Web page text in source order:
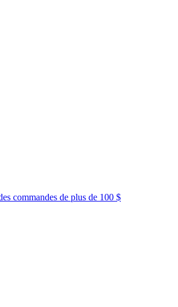
commandes de plus de 100 $